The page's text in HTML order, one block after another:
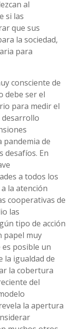
al
si las
que sus
la sociedad,
para
consciente de
debe ser el
para medir el
desarrollo
pandemia de
desafíos. En
a todos los
la atención
cooperativas de
las
tipo de acción
papel muy
posible un
la igualdad de
la cobertura
del
la apertura